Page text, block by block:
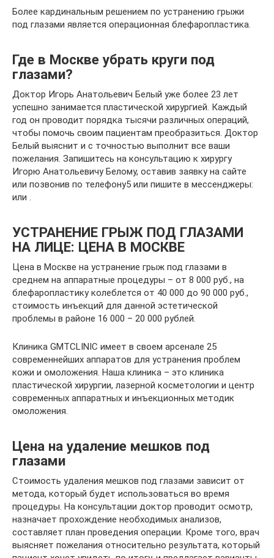
Более кардинальным решением по устранению грыжи
под глазами является операционная блефаропластика.
Где в Москве убрать круги под
глазами?
Доктор Игорь Анатольевич Белый уже более 23 лет
успешно занимается пластической хирургией. Каждый
год он проводит порядка тысячи различных операций,
чтобы помочь своим пациентам преобразиться. Доктор
Белый выяснит и с точностью выполнит все ваши
пожелания. Запишитесь на консультацию к хирургу
Игорю Анатольевичу Белому, оставив заявку на сайте
или позвонив по телефону5 или пишите в мессенджеры:
или .
УСТРАНЕНИЕ ГРЫЖ ПОД ГЛАЗАМИ
НА ЛИЦЕ: ЦЕНА В МОСКВЕ
Цена в Москве на устранение грыж под глазами в
среднем на аппаратные процедуры – от 8 000 руб., на
блефаропластику колеблется от 40 000 до 90 000 руб.,
стоимость инъекций для данной эстетической
проблемы в районе 16 000 – 20 000 рублей.
Клиника GMTCLINIC имеет в своем арсенале 25
современнейших аппаратов для устранения проблем
кожи и омоложения. Наша клиника – это клиника
пластической хирургии, лазерной косметологии и центр
современных аппаратных и инъекционных методик
омоложения.
Цена на удаление мешков под
глазами
Стоимость удаления мешков под глазами зависит от
метода, который будет использоваться во время
процедуры. На консультации доктор проводит осмотр,
назначает прохождение необходимых анализов,
составляет план проведения операции. Кроме того, врач
выясняет пожелания относительно результата, который